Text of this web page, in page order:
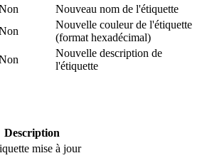
Nouveau nom de l'étiquette
Nouvelle couleur de l'étiquette
(format hexadécimal)
Nouvelle description de
l'étiquette
Description
mise à jour